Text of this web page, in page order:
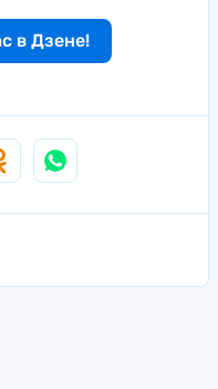
в Дзене!